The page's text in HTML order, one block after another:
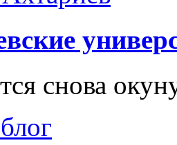
снова